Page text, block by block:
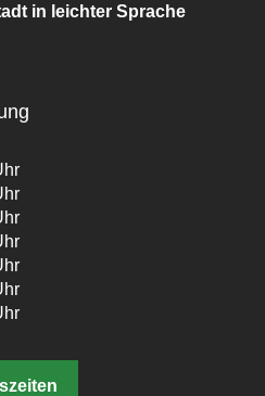
in leichter Sprache